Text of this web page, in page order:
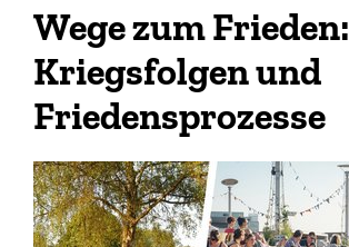
Wege zum Frieden:
Kriegsfolgen und
Friedensprozesse